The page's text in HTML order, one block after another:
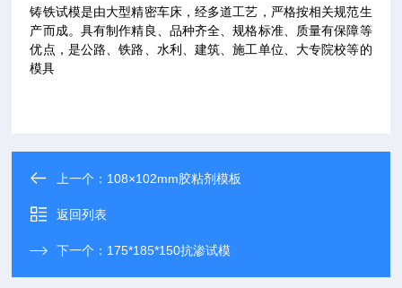
铸铁试模是由大型精密车床，经多道工艺，严格按相关规范生
产而成。具有制作精良、品种齐全、规格标准、质量有保障等
优点，是公路、铁路、水利、建筑、施工单位、大专院校等的
模具
上一个： 108×102mm胶粘剂模板
返回列表
下一个： 175*185*150抗渗试模